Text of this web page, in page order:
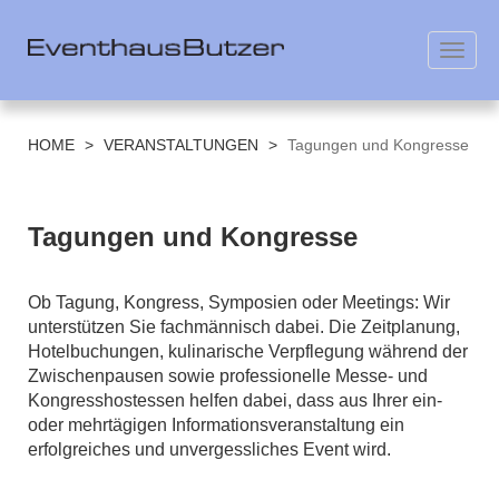
Direkt
zumHOME > VERANSTALTUNGEN > Tagungen und Kongresse
Tagungen und Kongresse
Ob Tagung, Kongress, Symposien oder Meetings: Wir
unterstützen Sie fachmännisch dabei. Die Zeitplanung,
Hotelbuchungen, kulinarische Verpflegung während der
Zwischenpausen sowie professionelle Messe- und
Kongresshostessen helfen dabei, dass aus Ihrer ein-
oder mehrtägigen Informationsveranstaltung ein
erfolgreiches und unvergessliches Event wird.